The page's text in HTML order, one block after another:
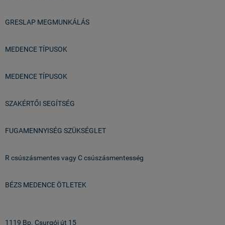
GRESLAP MEGMUNKÁLÁS
MEDENCE TÍPUSOK
MEDENCE TÍPUSOK
SZAKÉRTŐI SEGÍTSÉG
FUGAMENNYISÉG SZÜKSÉGLET
R csúszásmentes vagy C csúszásmentesség
BÉZS MEDENCE ÖTLETEK
1119 Bp. Csurgói út 15